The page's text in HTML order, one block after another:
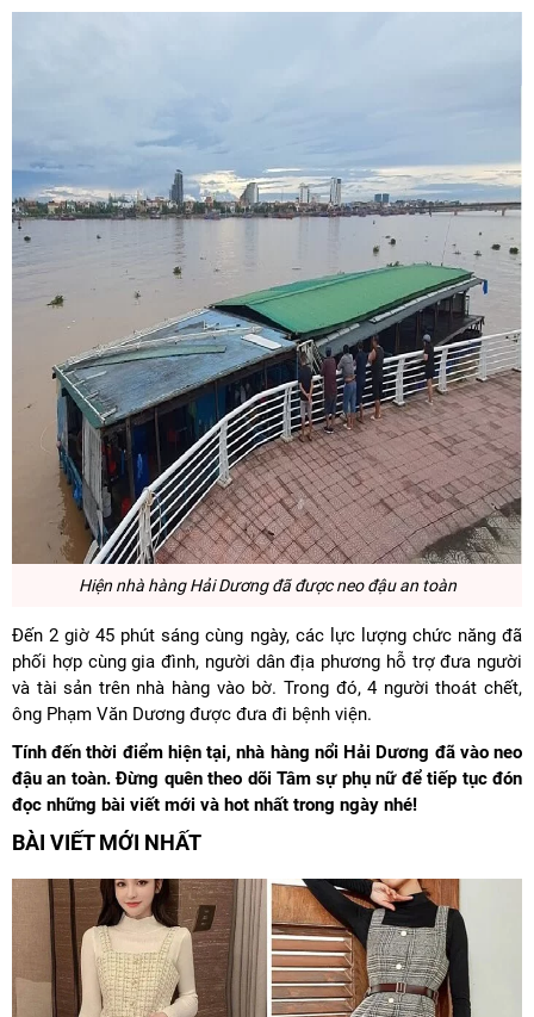
Hiện nhà hàng Hải Dương đã được neo đậu an toàn
Đến 2 giờ 45 phút sáng cùng ngày, các lực lượng chức năng đã
phối hợp cùng gia đình, người dân địa phương hỗ trợ đưa người
và tài sản trên nhà hàng vào bờ. Trong đó, 4 người thoát chết,
ông Phạm Văn Dương được đưa đi bệnh viện.
Tính đến thời điểm hiện tại, nhà hàng nổi Hải Dương đã vào neo
đậu an toàn. Đừng quên theo dõi Tâm sự phụ nữ để tiếp tục đón
đọc những bài viết mới và hot nhất trong ngày nhé!
BÀI VIẾT MỚI NHẤT